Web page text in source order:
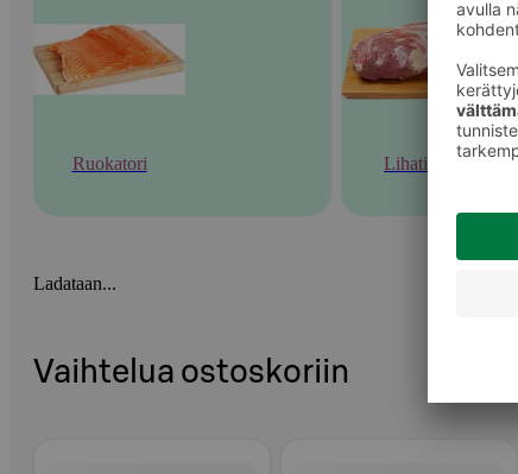
Ruokatori Lihatiski
Ladataan...
Vaihtelua ostoskoriin